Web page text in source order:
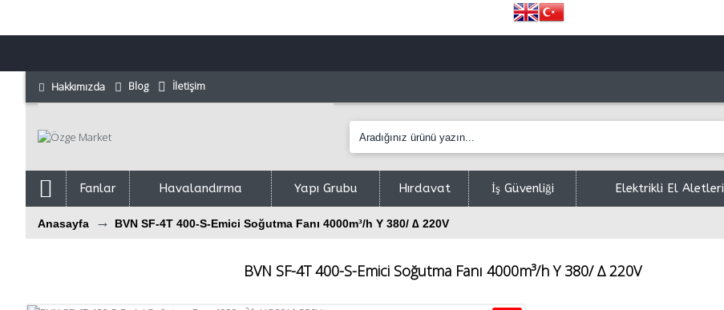
Hakkımızda Blog İletişim
Fanlar Havalandırma Yapı Grubu Hırdavat İş Güvenliği Elektrikli El Aletleri
Anasayfa BVN SF-4T 400-S-Emici Soğutma Fanı 4000m³/h Y 380/ ∆ 220V
BVN SF-4T 400-S-Emici Soğutma Fanı 4000m³/h Y 380/ ∆ 220V